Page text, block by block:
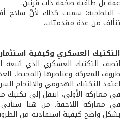
- البلطجية: سميت كذلك لأنّ سلاح
تتألف من عدة مقدميّات.
التكتيك العسكري وكيفية
اتصف التكتيك العسكري الذي اتبعه
ظروف المعركة وعناصرها (المحيط،
اعتمد التكتيك الهجومي والالتحام
في معاركه الأولى، انتقل إلى تكتيك
في معاركه اللاحقة. من هنا
بشكل واضح كيفية استفادته من